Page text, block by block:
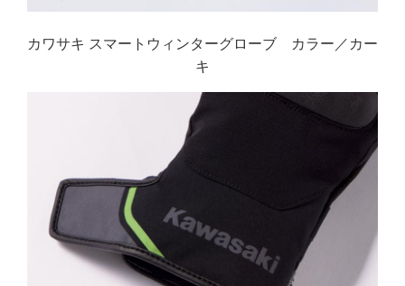
カワサキ スマートウィンターグローブ カラー／カー
キ